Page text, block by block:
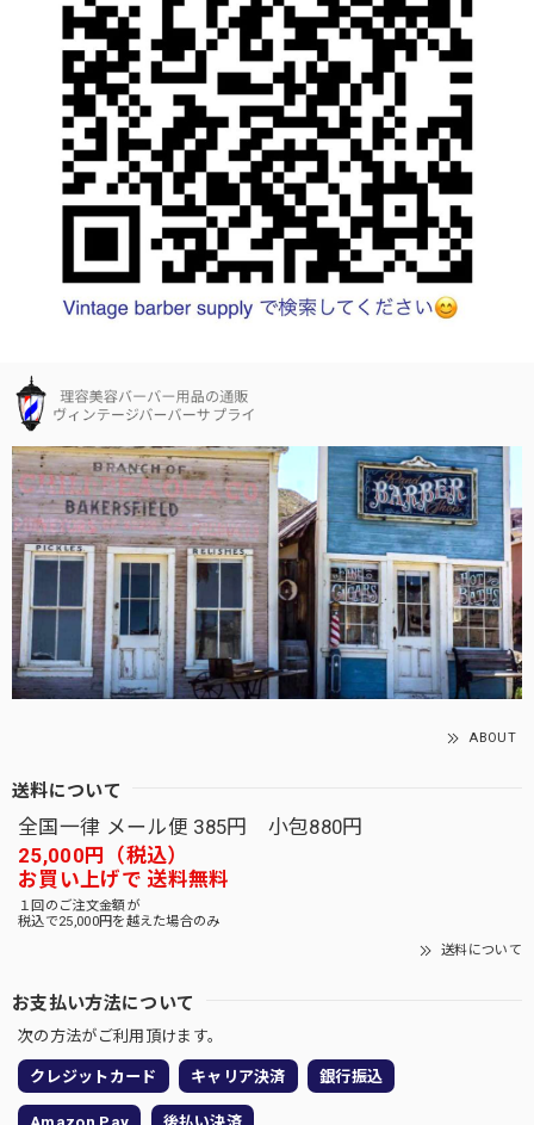
ABOUT
送料について
全国一律 メール便 385円 小包880円
25,000円（税込）
お買い上げで 送料無料
１回のご注文金額が
税込で25,000円を越えた場合のみ
送料について
お支払い方法について
次の方法がご利用頂けます。
クレジットカード キャリア決済 銀行振込